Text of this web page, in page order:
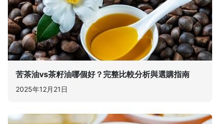
苦茶油vs茶籽油哪個好？完整比較分析與選購指南
2025年12月21日